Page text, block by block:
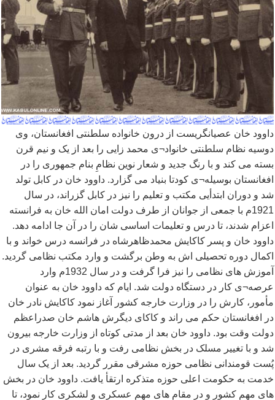
داوود خان عصیانگریست از درون خانواده سلطنتی افغانستان، وی
دوسیه نظام سلطنتی خانواد¬ی محمد زایی را بعد از یک و نیم قرن
بسته می کند و با رنگ جدید و شعار نوین نظامِ بنام جمهوری را در
افغانستان بوسیله¬ی کودتا بنیاد می گزارد. داوود خان در کابل تولد
شد و دوران ابتدأیی مکتب و تعلیم را نیز در کابل گزراند، در سال
1921م با جمعی از جوانان از طرف دولت امان الله خان به فرانسته
اعزام شدند، تا درس و تعلیمات اساسی شان را در آن جا ادامه دهد.
داوود خان و پسر کاکایش محمدظاهرشاه در فرانسه درس خواند و با
اکمال دوره تحصیلی اش به وطن برگشت و وارد مکتب نظامی گردید.
آموزش های نظامی را نیز فرا گرفت و در سال 1932م وارد
عرصه¬ی کار در دستگاه دولت شد. ایام که داوود خان به عنوان
مأمور، کارش را در وزارت خارجه کشور آغاز نمود کاکایش نادر خان
در افغانستان حکم می راند و کاکای دیگرش هاشم خان صدراعظم
دولت وقت بود. داوود خان بعد از مدتی کوتاه از وزارت خارجه بیرون
شد و با تغییر مسلک در بخش نظامی رفت و با رتبه فرقه مشری در
پُست قومندانی نظامی حوزه مشرقی مقرر گردید. بعد از یک سال
خدمت به حکومت اعلی حوزه متذکره ارتقأ یافت. داوود خان در بخش
های مهم کشور و در مقام های مهم عسکری و لشکری کار نمود، تا